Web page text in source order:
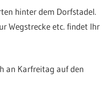
hinter dem Dorfstadel.
Wegstrecke etc. findet Ihr
an Karfreitag auf den